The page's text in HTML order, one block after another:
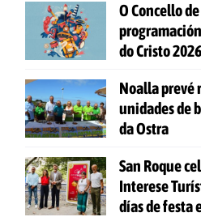
O Concello
do Cristo 2026
Noalla prevé
unidades de
da Ostra
San Roque
Interese
días de festa